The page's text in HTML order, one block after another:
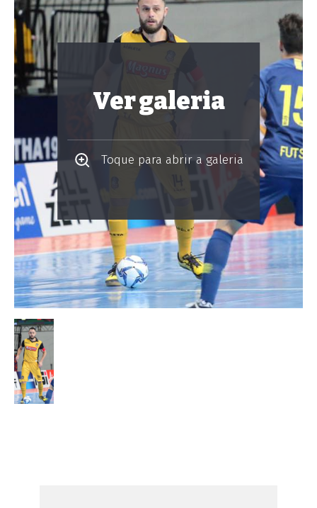
Ver galeria
Toque para abrir a galeria